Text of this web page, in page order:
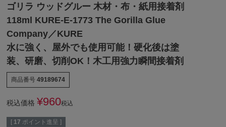
ゴリラ ウッドグルー 木材・布・紙用接着剤
118ml KURE-E-1773 The Gorilla Glue
Company／KURE
水に強く、屋外でも使用可能！硬化後は塗
装、研磨、切削OK！木工用強力瞬間接着剤
商品番号 49189674
税込価格 ¥960税込
[ 17 ポイント進呈 ]